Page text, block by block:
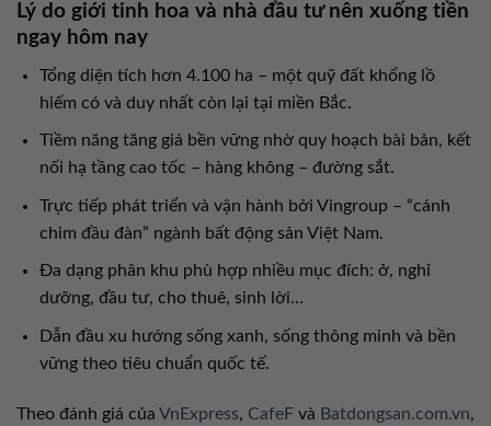
Lý do giới tinh hoa và nhà đầu tư nên xuống tiền
ngay hôm nay
Tổng diện tích hơn 4.100 ha – một quỹ đất khổng lồ
hiếm có và duy nhất còn lại tại miền Bắc.
Tiềm năng tăng giá bền vững nhờ quy hoạch bài bản, kết
nối hạ tầng cao tốc – hàng không – đường sắt.
Trực tiếp phát triển và vận hành bởi Vingroup – “cánh
chim đầu đàn” ngành bất động sản Việt Nam.
Đa dạng phân khu phù hợp nhiều mục đích: ở, nghỉ
dưỡng, đầu tư, cho thuê, sinh lời…
Dẫn đầu xu hướng sống xanh, sống thông minh và bền
vững theo tiêu chuẩn quốc tế.
Theo đánh giá của VnExpress, CafeF và Batdongsan.com.vn,